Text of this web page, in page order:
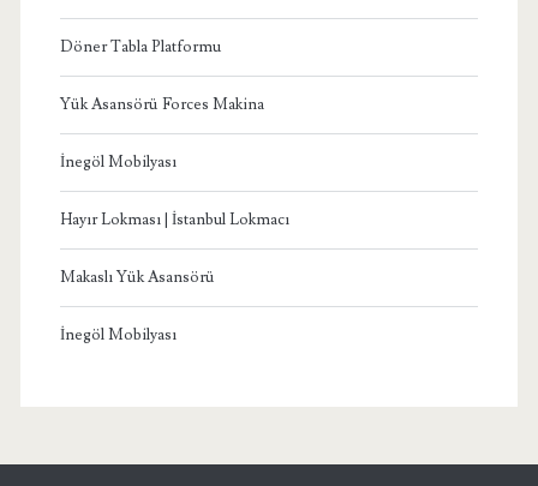
Döner Tabla Platformu
Yük Asansörü Forces Makina
İnegöl Mobilyası
Hayır Lokması | İstanbul Lokmacı
Makaslı Yük Asansörü
İnegöl Mobilyası